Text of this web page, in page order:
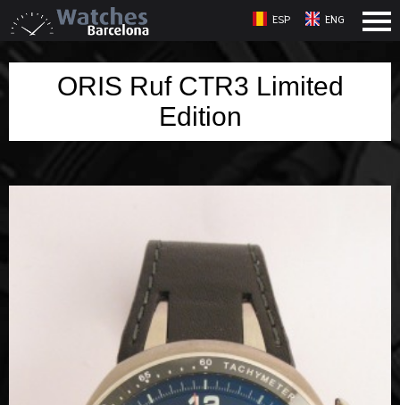
ESP ENG
ORIS Ruf CTR3 Limited
Edition